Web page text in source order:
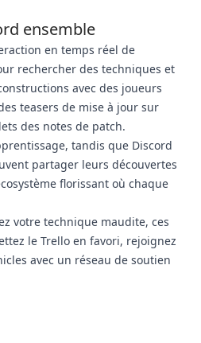
ensemble
en temps réel de
rechercher des techniques et
avec des joueurs
teasers de mise à jour sur
des notes de patch.
tandis que Discord
partager leurs découvertes
florissant où chaque
votre technique maudite, ces
le Trello en favori, rejoignez
avec un réseau de soutien